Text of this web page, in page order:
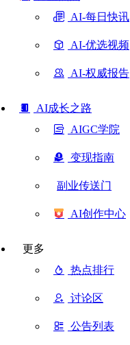
AI-每日快讯
AI-优选视频
AI-权威报告
AI成长之路
AIGC学院
变现指南
副业传送门
AI创作中心
更多
热点排行
讨论区
公告列表